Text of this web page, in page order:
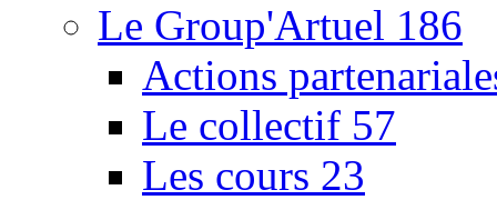
Le Group'Artuel 186
Actions
Le collectif 57
Les cours 23